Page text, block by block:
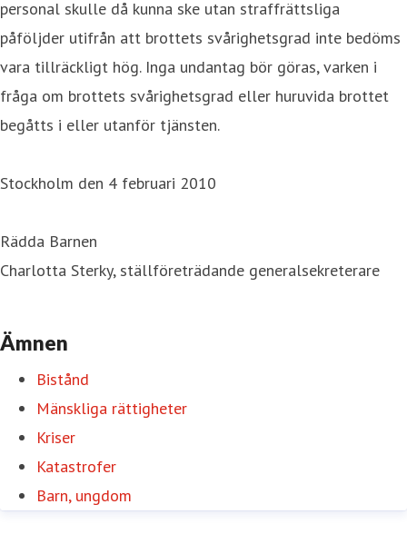
personal skulle då kunna ske utan straffrättsliga
påföljder utifrån att brottets svårighetsgrad inte bedöms
vara tillräckligt hög. Inga undantag bör göras, varken i
fråga om brottets svårighetsgrad eller huruvida brottet
begåtts i eller utanför tjänsten.
Stockholm den 4 februari 2010
Rädda Barnen
Charlotta Sterky, ställföreträdande generalsekreterare
Ämnen
Bistånd
Mänskliga rättigheter
Kriser
Katastrofer
Barn, ungdom